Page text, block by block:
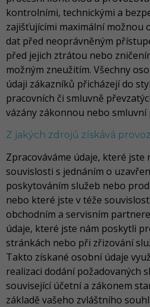
kontrolními, technickými a
zajišťujícími maximální možnou
dat před neoprávněným
před jejich ztrátou nebo
možným zneužitím. Všechny
údaji zákazníků přicházejí do
pracovních či smluvně
vázány zákonnou nebo
Z jakých zdrojů získává
Zpracováváme údaje, které jste
souvislosti s jednáním o
poskytováním služeb nebo
nebo které jste v téže
obchodním a servisním
údaje, které jste nám poskytli
stránkách nebo při zřizování
Takto získané osobní údaje
realizaci dodání požadovaných
související účetní a zákonem
základě vašeho zvláštního